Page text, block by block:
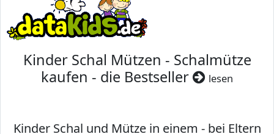
Kinder Schal Mützen - Schalmütze
kaufen - die Bestseller
lesen
Kinder Schal und Mütze in einem - bei Eltern